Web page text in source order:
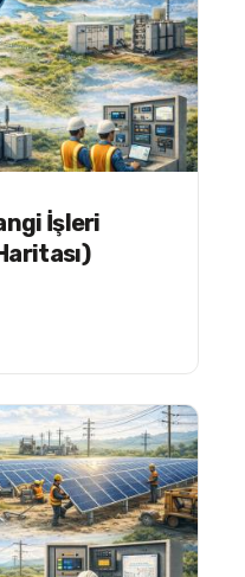
İşleri